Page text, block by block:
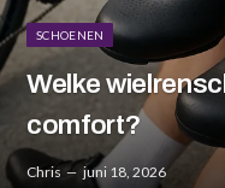
SCHOENEN
Welke
comfort?
Chris juni 18, 2026